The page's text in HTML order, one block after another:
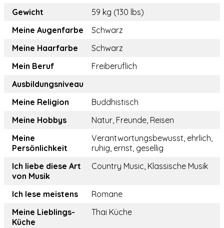
Gewicht
59 kg (130 lbs)
Meine Augenfarbe
Schwarz
Meine Haarfarbe
Schwarz
Mein Beruf
Freiberuflich
Ausbildungsniveau
Meine Religion
Buddhistisch
Meine Hobbys
Natur, Freunde, Reisen
Meine
Persönlichkeit
Verantwortungsbewusst, ehrlich,
ruhig, ernst, gesellig
Ich liebe diese Art
von Musik
Country Music, Klassische Musik
Ich lese meistens
Romane
Meine Lieblings-
Küche
Thai Küche